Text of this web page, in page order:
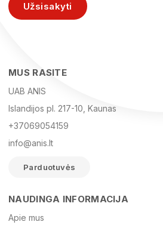
Užsisakyti
MUS RASITE
UAB ANIS
Islandijos pl. 217-10, Kaunas
+37069054159
info@anis.lt
Parduotuvės
NAUDINGA INFORMACIJA
Apie mus